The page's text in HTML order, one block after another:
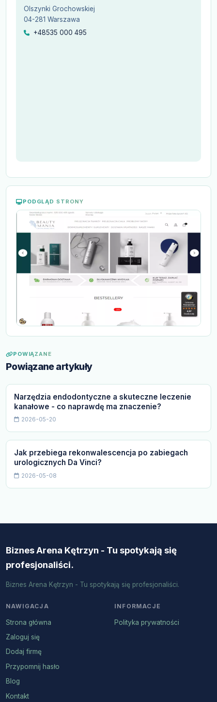
Olszynki Grochowskiej
04-281 Warszawa
+48535 000 495
PODGLĄD STRONY
POWIĄZANE
Powiązane artykuły
Narzędzia endodontyczne a skuteczne leczenie
kanałowe - co naprawdę ma znaczenie?
2026-05-20
Jak przebiega rekonwalescencja po zabiegach
urologicznych Da Vinci?
2026-05-08
Biznes Arena Kętrzyn - Tu spotykają się
profesjonaliści.
Biznes Arena Kętrzyn - Tu spotykają się profesjonaliści.
NAWIGACJA
Strona główna
Zaloguj się
Dodaj firmę
Przypomnij hasło
Blog
Kontakt
INFORMACJE
Polityka prywatności